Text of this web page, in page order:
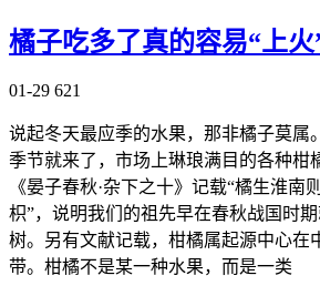
橘子吃多了真的容易“上火
01-29 621
说起冬天最应季的水果，那非橘子莫属
季节就来了，市场上琳琅满目的各种柑
《晏子春秋·杂下之十》记载“橘生淮南
枳”，说明我们的祖先早在春秋战国时
树。另有文献记载，柑橘属起源中心在
带。柑橘不是某一种水果，而是一类